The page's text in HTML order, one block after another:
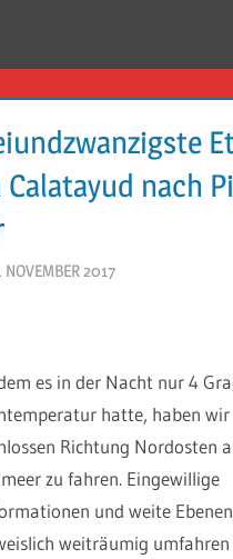
Calatayud nach
NOVEMBER 2017
es in der Nacht nur 4
hatte, haben wir
Richtung Nordosten
zu fahren. Eingewillige
und weite
weiträumig